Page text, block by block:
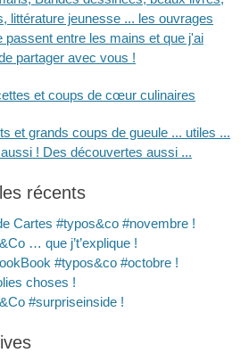
récents
Cartes #typos&co #novembre !
… que j’t’explique !
#typos&co #octobre !
choses !
#surpriseinside !